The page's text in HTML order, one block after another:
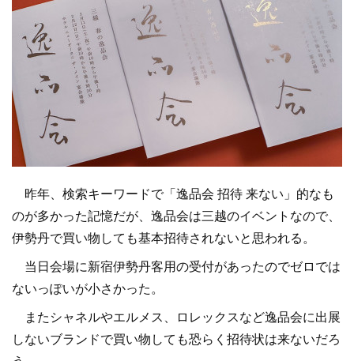
昨年、検索キーワードで「逸品会 招待 来ない」的なも
のが多かった記憶だが、逸品会は三越のイベントなので、
伊勢丹で買い物しても基本招待されないと思われる。
当日会場に新宿伊勢丹客用の受付があったのでゼロでは
ないっぽいが小さかった。
またシャネルやエルメス、ロレックスなど逸品会に出展
しないブランドで買い物しても恐らく招待状は来ないだろ